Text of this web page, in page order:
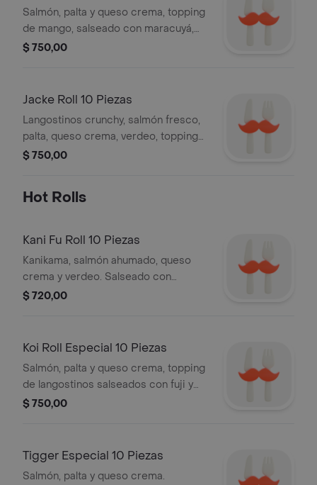
Salmón, palta y queso crema, topping
de mango, salseado con maracuyá,
ralladura de lima y chips de boniato.
$ 750,00
Jacke Roll 10 Piezas
Langostinos crunchy, salmón fresco,
palta, queso crema, verdeo, topping
de pepino, quinoa crocante y
$ 750,00
Hot Rolls
Kani Fu Roll 10 Piezas
Kanikama, salmón ahumado, queso
crema y verdeo. Salseado con
teriyaki.
$ 720,00
Koi Roll Especial 10 Piezas
Salmón, palta y queso crema, topping
de langostinos salseados con fuji y
teriyaki.
$ 750,00
Tigger Especial 10 Piezas
Salmón, palta y queso crema.